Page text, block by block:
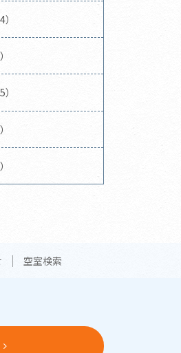
空室検索